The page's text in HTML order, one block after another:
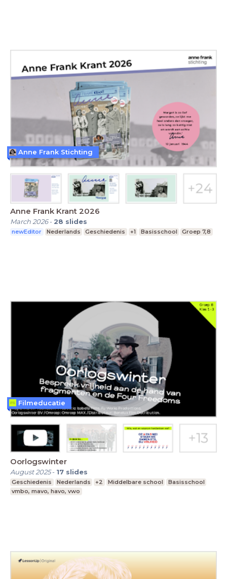
Anne Frank Krant 2026
March 2026- 28 slides
newEditor Nederlands Geschiedenis +1 Basisschool Groep 7,8
Anne Frank Stichting
Oorlogswinter
August 2025- 17 slides
Geschiedenis Nederlands +2 Middelbare school
Basisschool
vmbo, mavo, havo, vwo
Filmeducatie